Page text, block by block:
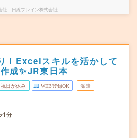
社 日総ブレイン株式会社
！Excelスキルを活かして
成✨JR東日本
祝日が休み WEB登録OK 派遣
1分